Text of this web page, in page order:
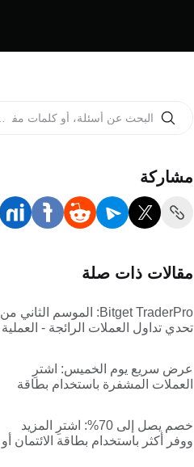
مشاركة
مقالات ذات صلة
Bitget TraderPro: الموسم الثاني من
تحدي تداول العملات الرائجة - العملية
عرض سريع يوم الخميس: اشترِ
العملات المشفرة باستخدام بطاقة
خصم يصل إلى 70%: اشترِ المزيد
ووفر أكثر باستخدام بطاقة الائتمان أو